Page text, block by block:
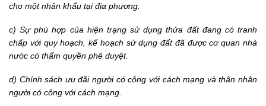
cho một nhân khẩu tại địa phương.
c) Sự phù hợp của hiện trạng sử dụng thửa đất đang có tranh
chấp với quy hoạch, kế hoạch sử dụng đất đã được cơ quan nhà
nước có thẩm quyền phê duyệt.
d) Chính sách ưu đãi người có công với cách mạng và thân nhân
người có công với cách mạng.